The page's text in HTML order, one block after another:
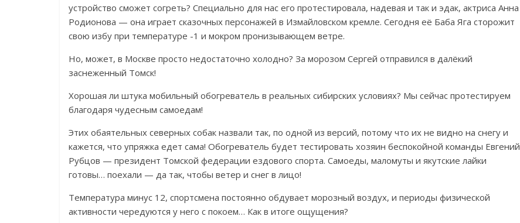
устройство сможет согреть? Специально для нас его протестировала, надевая и так и эдак, актриса Анна
Родионова — она играет сказочных персонажей в Измайловском кремле. Сегодня её Баба Яга сторожит
свою избу при температуре -1 и мокром пронизывающем ветре.
Но, может, в Москве просто недостаточно холодно? За морозом Сергей отправился в далёкий
заснеженный Томск!
Хорошая ли штука мобильный обогреватель в реальных сибирских условиях? Мы сейчас протестируем
благодаря чудесным самоедам!
Этих обаятельных северных собак назвали так, по одной из версий, потому что их не видно на снегу и
кажется, что упряжка едет сама! Обогреватель будет тестировать хозяин беспокойной команды Евгений
Рубцов — президент Томской федерации ездового спорта. Самоеды, маломуты и якутские лайки
готовы… поехали — да так, чтобы ветер и снег в лицо!
Температура минус 12, спортсмена постоянно обдувает морозный воздух, и периоды физической
активности чередуются у него с покоем… Как в итоге ощущения?